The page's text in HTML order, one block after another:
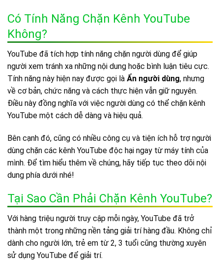
Có Tính Năng Chặn Kênh YouTube
Không?
YouTube đã tích hợp tính năng chặn người dùng để giúp
người xem tránh xa những nội dung hoặc bình luận tiêu cực.
Tính năng này hiện nay được gọi là Ẩn người dùng, nhưng
về cơ bản, chức năng và cách thực hiện vẫn giữ nguyên.
Điều này đồng nghĩa với việc người dùng có thể chặn kênh
YouTube một cách dễ dàng và hiệu quả.
Bên cạnh đó, cũng có nhiều công cụ và tiện ích hỗ trợ người
dùng chặn các kênh YouTube độc hại ngay từ máy tính của
mình. Để tìm hiểu thêm về chúng, hãy tiếp tục theo dõi nội
dung phía dưới nhé!
Tại Sao Cần Phải Chặn Kênh YouTube?
Với hàng triệu người truy cập mỗi ngày, YouTube đã trở
thành một trong những nền tảng giải trí hàng đầu. Không chỉ
dành cho người lớn, trẻ em từ 2, 3 tuổi cũng thường xuyên
sử dụng YouTube để giải trí.